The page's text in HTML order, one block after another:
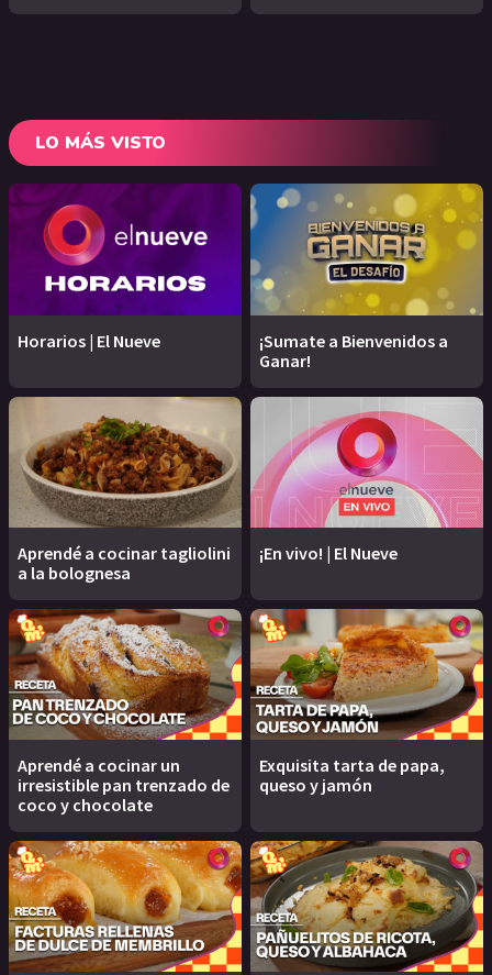
LO MÁS VISTO
Horarios | El Nueve
¡Sumate a Bienvenidos a
Ganar!
Aprendé a cocinar tagliolini
a la bolognesa
¡En vivo! | El Nueve
Aprendé a cocinar un
irresistible pan trenzado de
coco y chocolate
Exquisita tarta de papa,
queso y jamón